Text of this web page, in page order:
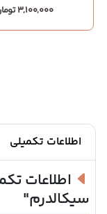
3,100,000 تومان
اطلاعات تکمیلی
اطلاعات
سیکالدرم"